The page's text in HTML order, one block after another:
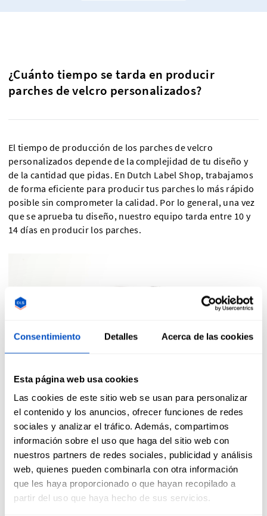
Consentimiento Detalles Acerca de las cookies
Esta página web usa cookies
Las cookies de este sitio web se usan para personalizar
el contenido y los anuncios, ofrecer funciones de redes
sociales y analizar el tráfico. Además, compartimos
información sobre el uso que haga del sitio web con
nuestros partners de redes sociales, publicidad y análisis
web, quienes pueden combinarla con otra información
que les haya proporcionado o que hayan recopilado a
partir del uso que haya hecho de sus servicios.
¿Cuánto tiempo se tarda en producir
parches de velcro personalizados?
El tiempo de producción de los parches de velcro
personalizados depende de la complejidad de tu diseño y
de la cantidad que pidas. En Dutch Label Shop, trabajamos
de forma eficiente para producir tus parches lo más rápido
posible sin comprometer la calidad. Por lo general, una vez
que se aprueba tu diseño, nuestro equipo tarda entre 10 y
14 días en producir los parches.
¡Pide hoy mismo tus parches de velcro
personalizados!